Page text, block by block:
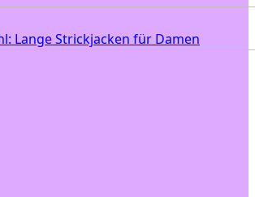
Lange Strickjacken für Damen